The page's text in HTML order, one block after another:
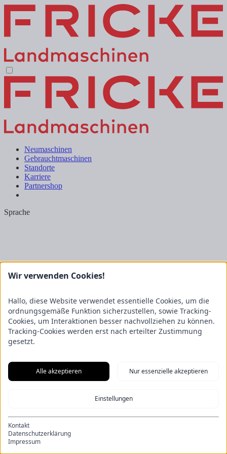
Neumaschinen
Gebrauchtmaschinen
Standorte
Karriere
Partnershop
Sprache
Leider keine Fahrzeuge gefunden
Allgemeine Geschäftsbedingungen
© Fricke Landmaschinen GmbH 2026
Wir verwenden Cookies!
Hallo, diese Website verwendet essentielle Cookies, um die
ordnungsgemäße Funktion sicherzustellen, sowie Tracking-
Cookies, um Interaktionen besser nachvollziehen zu können.
Tracking-Cookies werden erst nach erteilter Zustimmung
gesetzt.
Alle akzeptieren Nur essenzielle akzeptieren
Einstellungen
Kontakt
Datenschutzerklärung
Impressum